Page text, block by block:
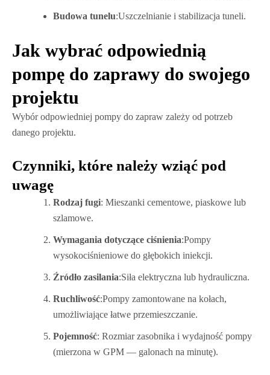
Budowa tunelu:Uszczelnianie i stabilizacja tuneli.
Jak wybrać odpowiednią
pompę do zaprawy do swojego
projektu
Wybór odpowiedniej pompy do zapraw zależy od potrzeb
danego projektu.
Czynniki, które należy wziąć pod
uwagę
Rodzaj fugi: Mieszanki cementowe, piaskowe lub
szlamowe.
Wymagania dotyczące ciśnienia:Pompy
wysokociśnieniowe do głębokich iniekcji.
Źródło zasilania:Siła elektryczna lub hydrauliczna.
Ruchliwość:Pompy zamontowane na kołach,
umożliwiające łatwe przemieszczanie.
Pojemność: Rozmiar zasobnika i wydajność pompy
(mierzona w GPM — galonach na minutę).